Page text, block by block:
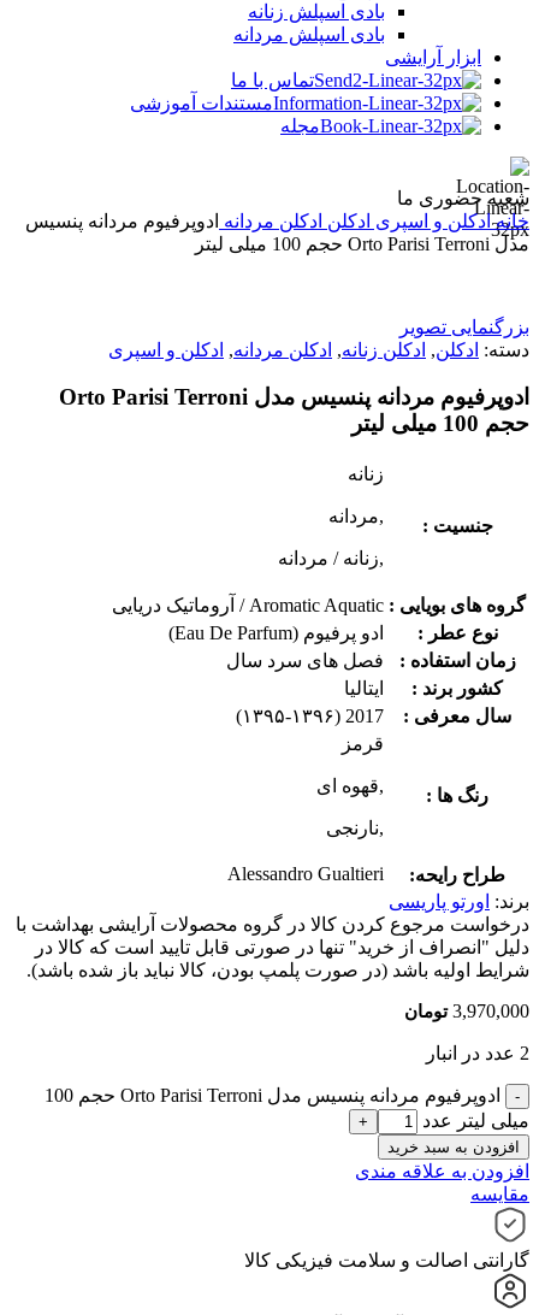
بادی اسپلش زنانه
بادی اسپلش مردانه
ابزار آرایشی
تماس با ما
مستندات آموزشی
مجله
شعبه حضوری ما
خانهادکلن و اسپری ادکلن ادکلن مردانه ادوپرفیوم مردانه پنسیس
مدل Orto Parisi Terroni حجم 100 میلی لیتر
بزرگنمایی تصویر
دسته: ادکلن, ادکلن زنانه, ادکلن مردانه, ادکلن و اسپری
ادوپرفیوم مردانه پنسیس مدل Orto Parisi Terroni
حجم 100 میلی لیتر
جنسیت :
زنانه
,مردانه
,زنانه / مردانه
گروه های بویایی : Aromatic Aquatic / آروماتیک دریایی
نوع عطر :
ادو پرفیوم (Eau De Parfum)
زمان استفاده :
فصل های سرد سال
کشور برند :
ایتالیا
سال معرفی :
2017 (۱۳۹۵-۱۳۹۶)
رنگ ها :
قرمز
,قهوه ای
,نارنجی
طراح رایحه:
Alessandro Gualtieri
برند: اورتو پاریسی
درخواست مرجوع کردن کالا در گروه محصولات آرایشی بهداشت با
دلیل "انصراف از خرید" تنها در صورتی قابل تایید است که کالا در
شرایط اولیه باشد (در صورت پلمپ بودن، کالا نباید باز شده باشد).
3,970,000 تومان
2 عدد در انبار
ادوپرفیوم مردانه پنسیس مدل Orto Parisi Terroni حجم 100
میلی لیتر عدد
افزودن به سبد خرید
افزودن به علاقه مندی
مقایسه
گارانتی اصالت و سلامت فیزیکی کالا